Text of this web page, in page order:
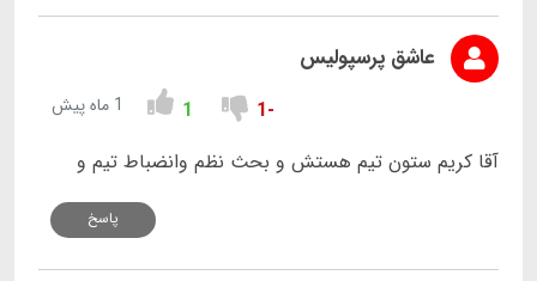
عاشق پرسپولیس
-1
1 1 ماه پیش
آقا کریم ستون تیم هستش و بحث نظم وانضباط تیم و
پاسخ